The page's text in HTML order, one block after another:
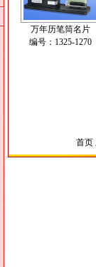
万年历笔筒名片
编号：1325-1270
首页